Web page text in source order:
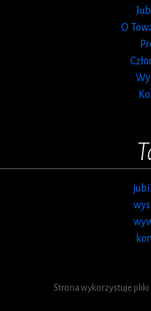
O
Strona wykorzystuje pliki